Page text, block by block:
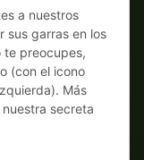
a nuestros
sus garras en los
te preocupes,
(con el icono
Más
secreta